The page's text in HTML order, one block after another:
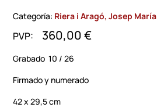
Categoría: Riera i Aragó, Josep María
360,00€
Grabado 10 / 26
Firmado y numerado
42 x 29,5 cm